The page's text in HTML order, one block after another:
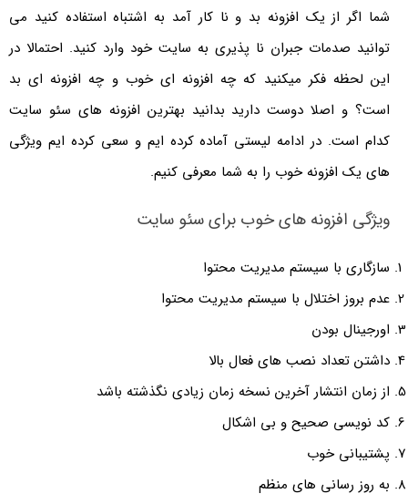
شما اگر از یک افزونه بد و نا کار آمد به اشتباه استفاده کنید می
توانید صدمات جبران نا پذیری به سایت خود وارد کنید. احتمالا در
این لحظه فکر میکنید که چه افزونه ای خوب و چه افزونه ای بد
است؟ و اصلا دوست دارید بدانید بهترین افزونه های سئو سایت
کدام است. در ادامه لیستی آماده کرده ایم و سعی کرده ایم ویژگی
های یک افزونه خوب را به شما معرفی کنیم.
ویژگی افزونه های خوب برای سئو سایت
سازگاری با سیستم مدیریت محتوا
عدم بروز اختلال با سیستم مدیریت محتوا
اورجینال بودن
داشتن تعداد نصب های فعال بالا
از زمان انتشار آخرین نسخه زمان زیادی نگذشته باشد
کد نویسی صحیح و بی اشکال
پشتیبانی خوب
به روز رسانی های منظم